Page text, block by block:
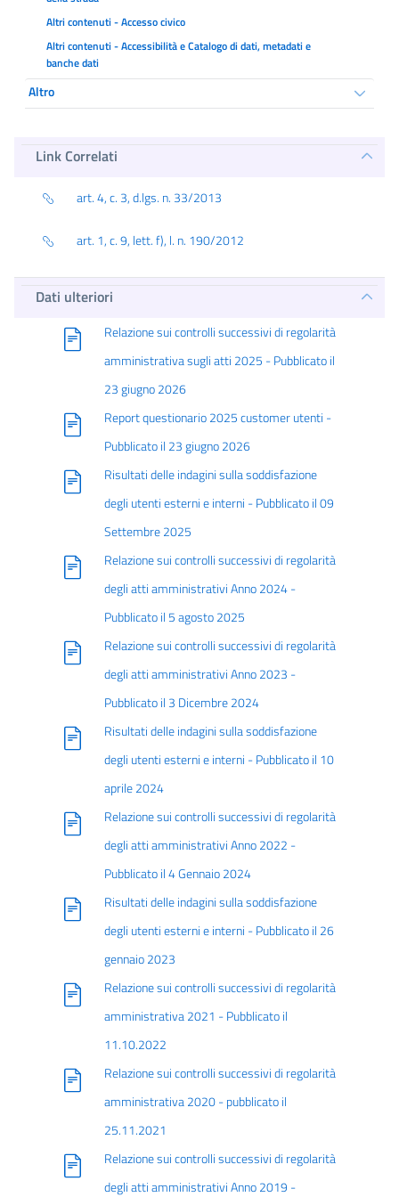
Altri contenuti - Accesso civico
Altri contenuti - Accessibilità e Catalogo di dati, metadati e
banche dati
Altro
Link Correlati
art. 4, c. 3, d.lgs. n. 33/2013
art. 1, c. 9, lett. f), l. n. 190/2012
Dati ulteriori
Relazione sui controlli successivi di regolarità
amministrativa sugli atti 2025 - Pubblicato il
23 giugno 2026
Report questionario 2025 customer utenti -
Pubblicato il 23 giugno 2026
Risultati delle indagini sulla soddisfazione
degli utenti esterni e interni - Pubblicato il 09
Settembre 2025
Relazione sui controlli successivi di regolarità
degli atti amministrativi Anno 2024 -
Pubblicato il 5 agosto 2025
Relazione sui controlli successivi di regolarità
degli atti amministrativi Anno 2023 -
Pubblicato il 3 Dicembre 2024
Risultati delle indagini sulla soddisfazione
degli utenti esterni e interni - Pubblicato il 10
aprile 2024
Relazione sui controlli successivi di regolarità
degli atti amministrativi Anno 2022 -
Pubblicato il 4 Gennaio 2024
Risultati delle indagini sulla soddisfazione
degli utenti esterni e interni - Pubblicato il 26
gennaio 2023
Relazione sui controlli successivi di regolarità
amministrativa 2021 - Pubblicato il
11.10.2022
Relazione sui controlli successivi di regolarità
amministrativa 2020 - pubblicato il
25.11.2021
Relazione sui controlli successivi di regolarità
degli atti amministrativi Anno 2019 -